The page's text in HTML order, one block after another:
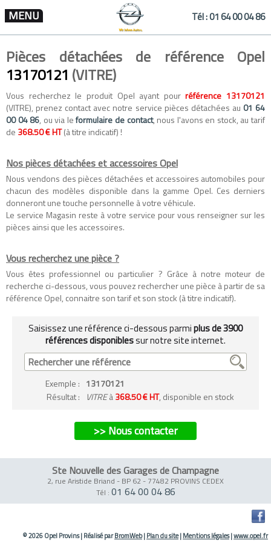
MENU Tél :01 64 00 04 86
Pièces détachées de référence Opel
13170121 (VITRE)
Vous recherchez le produit Opel ayant pourréférence 13170121
(VITRE), prenez contact avec notre service pièces détachées au 01 64
00 04 86, ou via leformulaire de contact, nous l'avons en stock, au tarif
de 368.50 € HT(à titre indicatif) !
Nos pièces détachées et accessoires Opel
Nous vendons des pièces détachées etaccessoires automobiles pour
chacun des modèles disponible dans la gamme Opel. Ces derniers
donneront une touche personnelle à votre véhicule.
Le service Magasin reste à votre service pour vous renseigner sur les
pièces ainsi que les accessoires.
Vous recherchez une pièce ?
Vous êtes professionnel ou particulier ? Grâce à notre moteur de
recherche ci-dessous, vous pouvez rechercher une pièce à partir de sa
référence Opel, connaitre son tarif et son stock (à titre indicatif).
Saisissez une référence ci-dessous parmiplus de 3900
références disponiblessur notre site internet.
Exemple : 13170121
Résultat :
VITREà368.50 € HT, disponible en stock
>> Nous contacter
Ste Nouvelle des Garages de Champagne
2, rue Aristide Briand - BP 62 - 77482 PROVINS CEDEX
Tél : 01 64 00 04 86
© 2026 Opel Provins|Réalisé parBromWeb|Plan du site|Mentions légales|www.opel.fr